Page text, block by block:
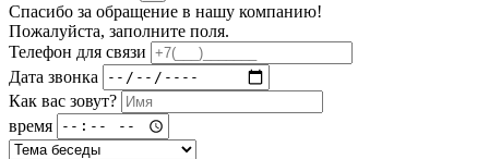
Спасибо за обращение в нашу компанию!
Пожалуйста, заполните поля.
Телефон для связи
Дата звонка
Как вас зовут?
время